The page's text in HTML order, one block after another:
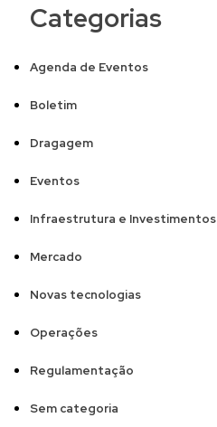
Categorias
Agenda de Eventos
Boletim
Dragagem
Eventos
Infraestrutura e Investimentos
Mercado
Novas tecnologias
Operações
Regulamentação
Sem categoria